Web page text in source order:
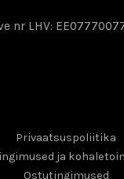
nr LHV:
Privaatsuspoliitika
ja
Ostutingimused